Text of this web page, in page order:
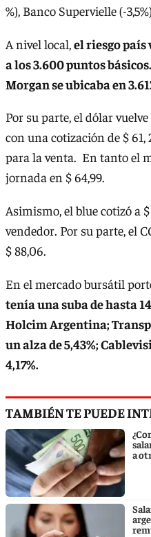
%), Banco Supervielle (-
A nivel local,el riesgo país
a los 3.600 puntos
Morgan se ubicaba en
Por su parte, el dólar
con una cotización de $ 61,
para la venta. En tanto el
jornada en $ 64,99.
Asimismo, el blue cotizó a
vendedor. Por su parte, el
$ 88,06.
En el mercado bursátil
tenía una suba de hasta
Holcim Argentina;
un alza de 5,43%;
4,17%.
TAMBIÉN TE PUEDE
a